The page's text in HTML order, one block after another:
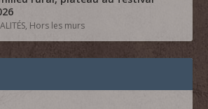
, Hors les murs